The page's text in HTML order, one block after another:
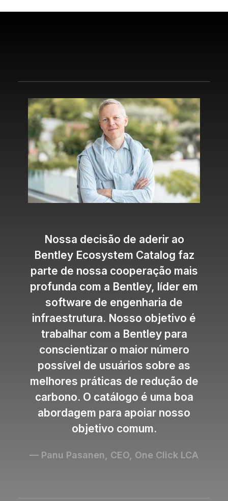
Nossa decisão de aderir ao
Bentley Ecosystem Catalog faz
parte de nossa cooperação mais
profunda com a Bentley, líder em
software de engenharia de
infraestrutura. Nosso objetivo é
trabalhar com a Bentley para
conscientizar o maior número
possível de usuários sobre as
melhores práticas de redução de
carbono. O catálogo é uma boa
abordagem para apoiar nosso
objetivo comum.
— Panu Pasanen, CEO, One Click LCA